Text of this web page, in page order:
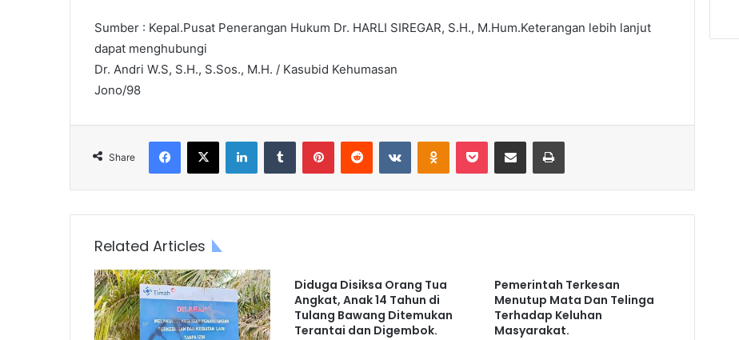
Sumber : Kepal.Pusat Penerangan Hukum Dr. HARLI SIREGAR, S.H., M.Hum.Keterangan lebih lanjut
dapat menghubungi
Dr. Andri W.S, S.H., S.Sos., M.H. / Kasubid Kehumasan
Jono/98
Share
Facebook
X LinkedInTumblr PinterestReddit VKontakteOdnoklassniki
Pocket Share via Email Print
Related Articles
Diduga Disiksa Orang Tua
Angkat, Anak 14 Tahun di
Tulang Bawang Ditemukan
Terantai dan Digembok.
Pemerintah Terkesan
Menutup Mata Dan Telinga
Terhadap Keluhan
Masyarakat.